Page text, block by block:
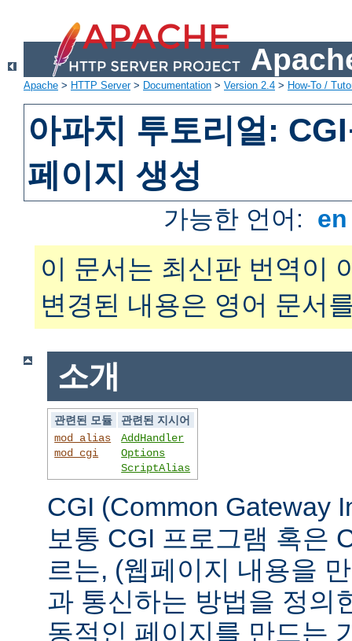
Apache > HTTP Server> Documentation > Version 2.4 > How-To /
아파치 투토리얼:
페이지 생성
가능한 언어:
이 문서는 최신판 번역이
변경된 내용은 영어 문서
소개
관련된 모듈
관련된 지시어
mod_alias
mod_cgi
AddHandler
Options
ScriptAlias
CGI (Common Gateway
보통 CGI 프로그램 혹은
르는, (웹페이지 내용을
과 통신하는 방법을 정의
동적인 페이지를 만드는